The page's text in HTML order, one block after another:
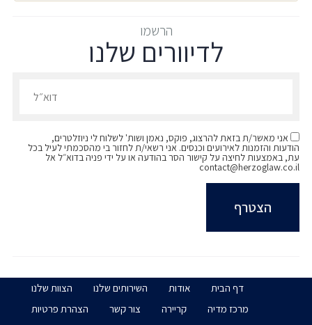
הרשמו
לדיוורים שלנו
אני מאשר/ת בזאת להרצוג, פוקס, נאמן ושות' לשלוח לי ניוזלטרים,
הודעות והזמנות לאירועים וכנסים. אני רשאי/ת לחזור בי מהסכמתי לעיל בכל
עת, באמצעות לחיצה על קישור הסר בהודעה או על ידי פניה בדוא״ל אל
contact@herzoglaw.co.il
דף הבית אודות השירותים שלנו
הצוות שלנו
מרכז מדיה
קריירה צור קשר
הצהרת פרטיות